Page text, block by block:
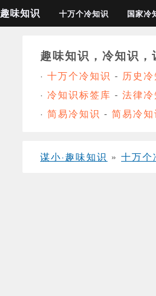
趣味知识 十万个冷知识 国家冷
趣味知识，冷知识
· 十万个冷知识 - 历史
· 冷知识标签库 - 法律
· 简易冷知识 - 简易冷
谋小·趣味知识 » 十万个